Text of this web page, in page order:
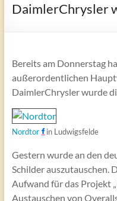
DaimlerChrysler
Bereits am Donnerstag
außerordentlichen
DaimlerChrysler wurde
Nordtor in Ludwigsfelde
Gestern wurde an den
Schilder auszutauschen.
Aufwand für das Projekt
Austauschen von